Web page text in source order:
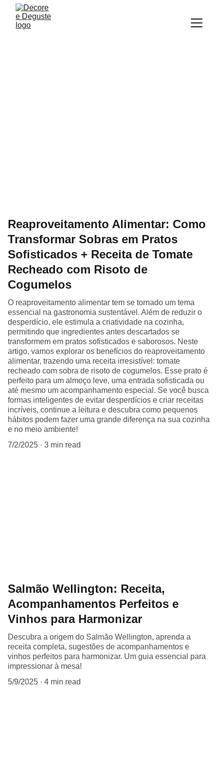
Reaproveitamento Alimentar: Como
Transformar Sobras em Pratos
Sofisticados + Receita de Tomate
Recheado com Risoto de
Cogumelos
O reaproveitamento alimentar tem se tornado um tema
essencial na gastronomia sustentável. Além de reduzir o
desperdício, ele estimula a criatividade na cozinha,
permitindo que ingredientes antes descartados se
transformem em pratos sofisticados e saborosos. Neste
artigo, vamos explorar os benefícios do reaproveitamento
alimentar, trazendo uma receita irresistível: tomate
recheado com sobra de risoto de cogumelos. Esse prato é
perfeito para um almoço leve, uma entrada sofisticada ou
até mesmo um acompanhamento especial. Se você busca
formas inteligentes de evitar desperdícios e criar receitas
incríveis, continue a leitura e descubra como pequenos
hábitos podem fazer uma grande diferença na sua cozinha
e no meio ambiente!
7/2/2025
3 min read
Salmão Wellington: Receita,
Acompanhamentos Perfeitos e
Vinhos para Harmonizar
Descubra a origem do Salmão Wellington, aprenda a
receita completa, sugestões de acompanhamentos e
vinhos perfeitos para harmonizar. Um guia essencial para
impressionar à mesa!
5/9/2025
4 min read